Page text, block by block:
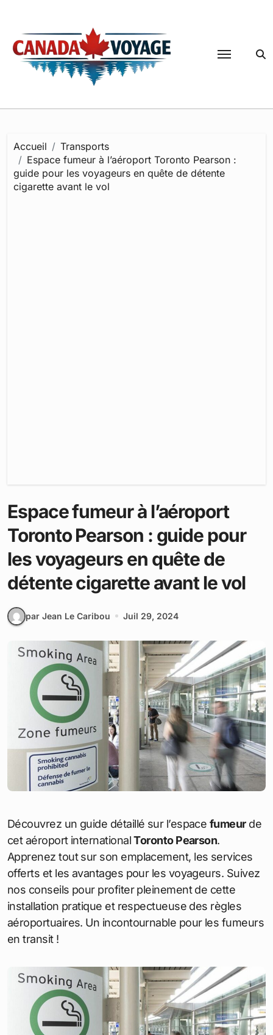
contenu
Accueil
Transports
Espace fumeur à l’aéroport Toronto Pearson :
guide pour les voyageurs en quête de détente
cigarette avant le vol
Espace fumeur à l’aéroport
Toronto Pearson : guide pour
les voyageurs en quête de
détente cigarette avant le vol
par Jean Le Caribou Juil 29, 2024
Découvrez un guide détaillé sur l’espace fumeurde
cet aéroport internationalToronto Pearson.
Apprenez tout sur son emplacement, les services
offerts et les avantages pour les voyageurs. Suivez
nos conseils pour profiter pleinement de cette
installation pratique et respectueuse des règles
aéroportuaires. Un incontournable pour les fumeurs
en transit !